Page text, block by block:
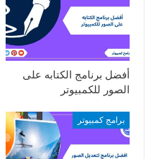
أفضل برنامج الكتابه على
الصور للكمبيوتر
برامج كمبيوتر